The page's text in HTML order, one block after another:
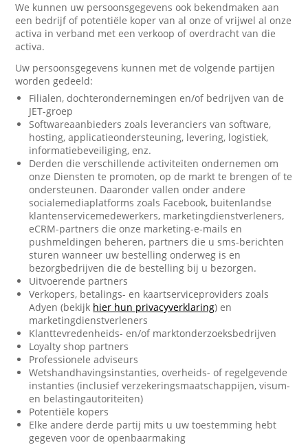
We kunnen uw persoonsgegevens ook bekendmaken aan
een bedrijf of potentiële koper van al onze of vrijwel al onze
activa in verband met een verkoop of overdracht van die
activa.
Uw persoonsgegevens kunnen met de volgende partijen
worden gedeeld:
Filialen, dochterondernemingen en/of bedrijven van de
JET-groep
Softwareaanbieders zoals leveranciers van software,
hosting, applicatieondersteuning, levering, logistiek,
informatiebeveiliging, enz.
Derden die verschillende activiteiten ondernemen om
onze Diensten te promoten, op de markt te brengen of te
ondersteunen. Daaronder vallen onder andere
socialemediaplatforms zoals Facebook, buitenlandse
klantenservicemedewerkers, marketingdienstverleners,
eCRM-partners die onze marketing-e-mails en
pushmeldingen beheren, partners die u sms-berichten
sturen wanneer uw bestelling onderweg is en
bezorgbedrijven die de bestelling bij u bezorgen.
Uitvoerende partners
Verkopers, betalings- en kaartserviceproviders zoals
Adyen (bekijk hier hun privacyverklaring) en
marketingdienstverleners
Klanttevredenheids- en/of marktonderzoeksbedrijven
Loyalty shop partners
Professionele adviseurs
Wetshandhavingsinstanties, overheids- of regelgevende
instanties (inclusief verzekeringsmaatschappijen, visum-
en belastingautoriteiten)
Potentiële kopers
Elke andere derde partij mits u uw toestemming hebt
gegeven voor de openbaarmaking